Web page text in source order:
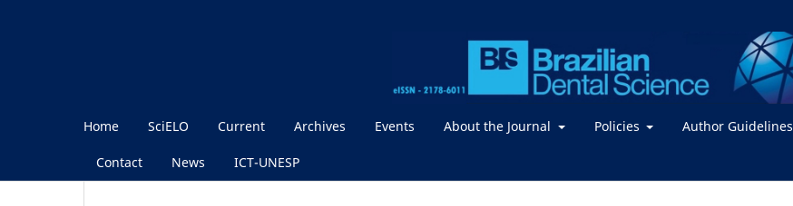
Home SciELO Current Archives Events About the Journal Policies Author Guidelines
Contact News ICT-UNESP